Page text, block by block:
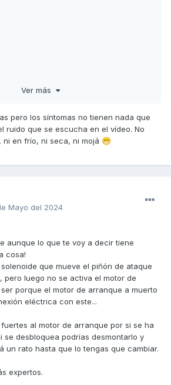
Ver más
pero los síntomas no tienen nada que
ruido que se escucha en el vídeo. No
en frío, ni seca, ni mojá 😁
Mayo del 2024
aunque lo que te voy a decir tiene
cosa!
que mueve el piñón de ataque
pero luego no se activa el motor de
porque el motor de arranque a muerto
eléctrica con este...
al motor de arranque por si se ha
se desbloquea podrías desmontarlo y
un rato hasta que lo tengas que cambiar.
expertos.